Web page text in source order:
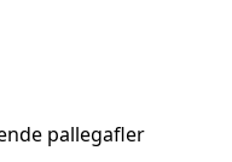
pallegafler